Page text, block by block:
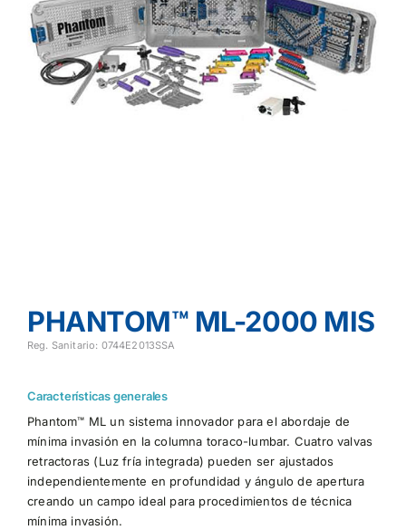
PHANTOM™ ML-2000 MIS
Reg. Sanitario: 0744E2013SSA
Características generales
Phantom™ ML un sistema innovador para el abordaje de
mínima invasión en la columna toraco-lumbar. Cuatro valvas
retractoras (Luz fría integrada) pueden ser ajustados
independientemente en profundidad y ángulo de apertura
creando un campo ideal para procedimientos de técnica
mínima invasión.